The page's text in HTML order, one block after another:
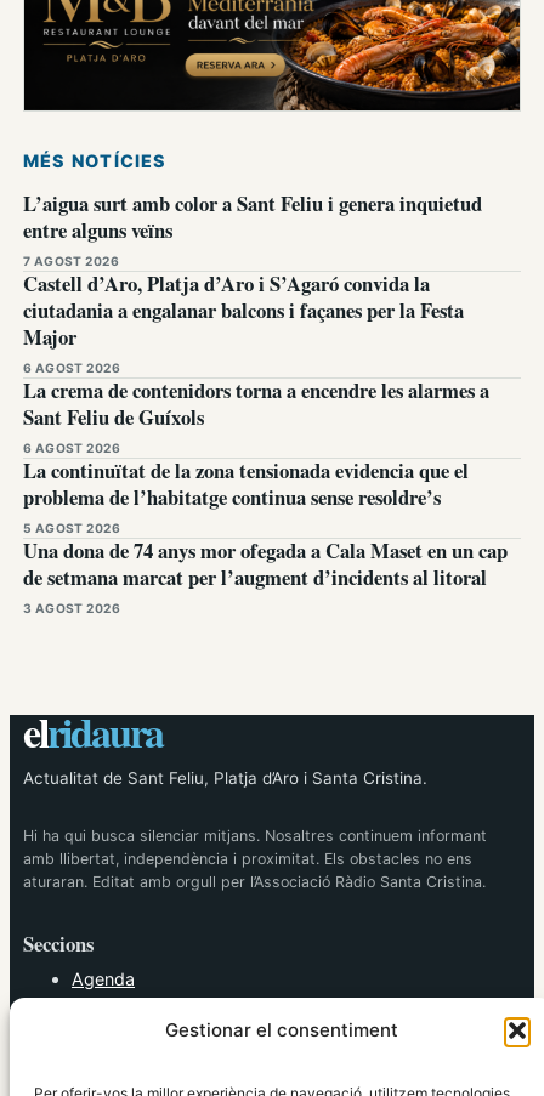
Gestionar el consentiment
MÉS NOTÍCIES
L’aigua surt amb color a Sant Feliu i genera inquietud
entre alguns veïns
7 AGOST 2026
Castell d’Aro, Platja d’Aro i S’Agaró convida la
ciutadania a engalanar balcons i façanes per la Festa
Major
6 AGOST 2026
La crema de contenidors torna a encendre les alarmes a
Sant Feliu de Guíxols
6 AGOST 2026
La continuïtat de la zona tensionada evidencia que el
problema de l’habitatge continua sense resoldre’s
5 AGOST 2026
Una dona de 74 anys mor ofegada a Cala Maset en un cap
de setmana marcat per l’augment d’incidents al litoral
3 AGOST 2026
elridaura
Actualitat de Sant Feliu, Platja d’Aro i Santa Cristina.
Hi ha qui busca silenciar mitjans. Nosaltres continuem informant
amb llibertat, independència i proximitat. Els obstacles no ens
aturaran. Editat amb orgull per l’Associació Ràdio Santa Cristina.
Seccions
Agenda
Política